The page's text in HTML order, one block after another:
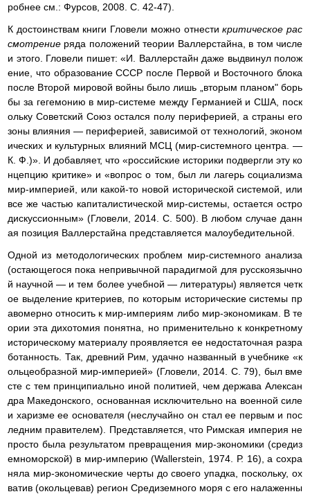
робнее см.: Фурсов, 2008. С. 42-47).
К достоинствам книги Гловели можно отнести критическое рас
смотрение ряда положений теории Валлерстайна, в том числе
и этого. Гловели пишет: «И. Валлерстайн даже выдвинул полож
ение, что образование СССР после Первой и Восточного блока
после Второй мировой войны было лишь „вторым планом" борь
бы за гегемонию в мир-системе между Германией и США, поск
ольку Советский Союз остался полу периферией, а страны его
зоны влияния — периферией, зависимой от технологий, эконом
ических и культурных влияний МСЦ (мир-системного центра. —
К. Ф.)». И добавляет, что «российские историки подвергли эту ко
нцепцию критике» и «вопрос о том, был ли лагерь социализма
мир-империей, или какой-то новой исторической системой, или
все же частью капиталистической мир-системы, остается остро
дискуссионным» (Гловели, 2014. С. 500). В любом случае данн
ая позиция Валлерстайна представляется малоубедительной.
Одной из методологических проблем мир-системного анализа
(остающегося пока непривычной парадигмой для русскоязычно
й научной — и тем более учебной — литературы) является четк
ое выделение критериев, по которым исторические системы пр
авомерно относить к мир-империям либо мир-экономикам. В те
ории эта дихотомия понятна, но применительно к конкретному
историческому материалу проявляется ее недостаточная разра
ботанность. Так, древний Рим, удачно названный в учебнике «к
ольцеобразной мир-империей» (Гловели, 2014. С. 79), был вме
сте с тем принципиально иной политией, чем держава Алексан
дра Македонского, основанная исключительно на военной силе
и харизме ее основателя (неслучайно он стал ее первым и пос
ледним правителем). Представляется, что Римская империя не
просто была результатом превращения мир-экономики (средиз
емноморской) в мир-империю (Wallerstein, 1974. Р. 16), а сохра
няла мир-экономические черты до своего упадка, поскольку, ох
ватив (окольцевав) регион Средиземного моря с его налаженны